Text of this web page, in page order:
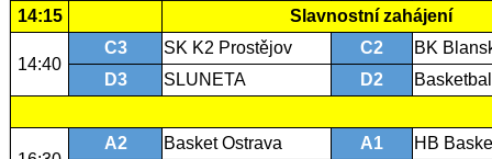
14:15
Slavnostní zahájení
14:40
C3 SK K2 Prostějov C2
BK
D3
SLUNETA D2
A2 Basket Ostrava A1
HB